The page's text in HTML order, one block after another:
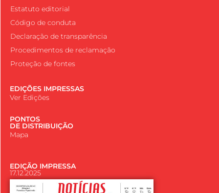
Estatuto editorial
Código de conduta
Declaração de transparência
Procedimentos de reclamação
Proteção de fontes
EDIÇÕES IMPRESSAS
Ver Edições
PONTOS
DE DISTRIBUIÇÃO
Mapa
EDIÇÃO IMPRESSA
17.12.2025